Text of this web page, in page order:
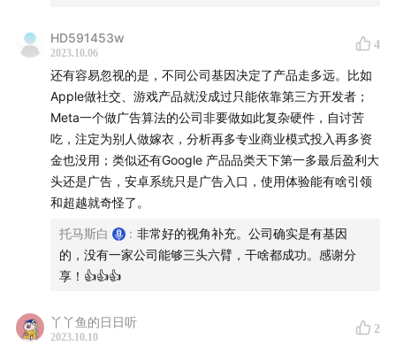
时间轴和参考信息
Part1：Meta 新品和历史投入盘点
Meta年度Connect大会,发布了3款新产品:Meta Quest 3
MR头显,Ray-ban Meta 智能眼镜和Meta AI助手
- Meta Quest 3侧重混合现实（MR）,支持视频透
视。大多数演示仍以游戏为主。售价499美元。
- Meta近十年来在VR/AR领域的大量投入,即使在亏
损和争议中。Quest 2是突破性产品。针对 Meta 亏出百
13:15 - Ray-ban Meta 智能眼镜具有语音控制和照片/视频
HD591453w
2023.10.06
4
还有容易忽视的是，不同公司基因决定了产品走多远。比如
Apple做社交、游戏产品就没成过只能依靠第三方开发者；
Meta一个做广告算法的公司非要做如此复杂硬件，自讨苦
吃，注定为别人做嫁衣，分析再多专业商业模式投入再多资
金也没用；类似还有Google 产品品类天下第一多最后盈利大
头还是广告，安卓系统只是广告入口，使用体验能有啥引领
和超越就奇怪了。
托马斯白 : 非常好的视角补充。公司确实是有基因
的，没有一家公司能够三头六臂，干啥都成功。感谢分
享！👍👍👍
丫丫鱼的日日听
2023.10.10
2